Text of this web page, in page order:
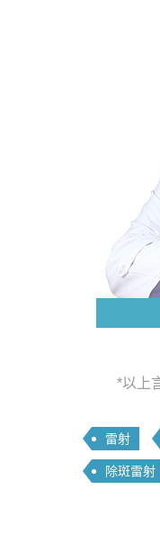
*以上
雷射
除斑雷射